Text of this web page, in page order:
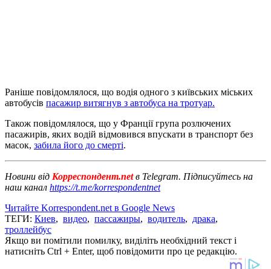
Раніше повідомлялося, що водія одного з київських міських
автобусів пасажир витягнув з автобуса на тротуар.
Також повідомлялося, що у Франції група розлючених
пасажирів, яких водій відмовився впускати в транспорт без
масок, забила його до смерті.
Новини від Корреспондент.netв Telegram. Підписуйтесь на
наш канал https://t.me/korrespondentnet
Читайте Korrespondent.net в Google News
ТЕГИ: Киев, видео, пассажиры, водитель, драка,
троллейбус
Якщо ви помітили помилку, виділіть необхідний текст і
натисніть Ctrl + Enter, щоб повідомити про це редакцію.